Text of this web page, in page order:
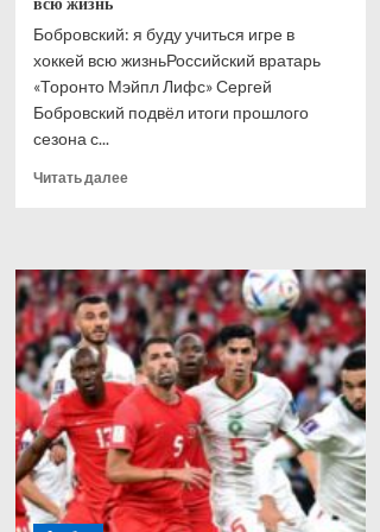
Бобровский: я буду учиться игре в
хоккей всю жизньРоссийский вратарь
«Торонто Мэйпл Лифс» Сергей
Бобровский подвёл итоги прошлого
сезона с...
Читать далееПрочитать
буду
учиться
игре
в
хоккей
всю
жизнь